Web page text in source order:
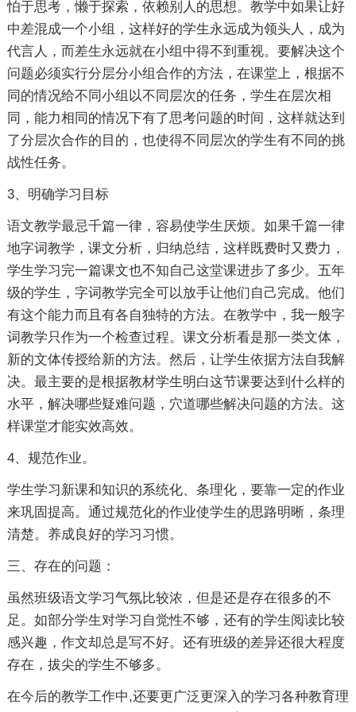
怕于思考，懒于探索，依赖别人的思想。教学中如果让好
中差混成一个小组，这样好的学生永远成为领头人，成为
代言人，而差生永远就在小组中得不到重视。要解决这个
问题必须实行分层分小组合作的方法，在课堂上，根据不
同的情况给不同小组以不同层次的任务，学生在层次相
同，能力相同的情况下有了思考问题的时间，这样就达到
了分层次合作的目的，也使得不同层次的学生有不同的挑
战性任务。
3、明确学习目标
语文教学最忌千篇一律，容易使学生厌烦。如果千篇一律
地字词教学，课文分析，归纳总结，这样既费时又费力，
学生学习完一篇课文也不知自己这堂课进步了多少。五年
级的学生，字词教学完全可以放手让他们自己完成。他们
有这个能力而且有各自独特的方法。在教学中，我一般字
词教学只作为一个检查过程。课文分析看是那一类文体，
新的文体传授给新的方法。然后，让学生依据方法自我解
决。最主要的是根据教材学生明白这节课要达到什么样的
水平，解决哪些疑难问题，穴道哪些解决问题的方法。这
样课堂才能实效高效。
4、规范作业。
学生学习新课和知识的系统化、条理化，要靠一定的作业
来巩固提高。通过规范化的作业使学生的思路明晰，条理
清楚。养成良好的学习习惯。
三、存在的问题：
虽然班级语文学习气氛比较浓，但是还是存在很多的不
足。如部分学生对学习自觉性不够，还有的学生阅读比较
感兴趣，作文却总是写不好。还有班级的差异还很大程度
存在，拔尖的学生不够多。
在今后的教学工作中,还要更广泛更深入的学习各种教育理